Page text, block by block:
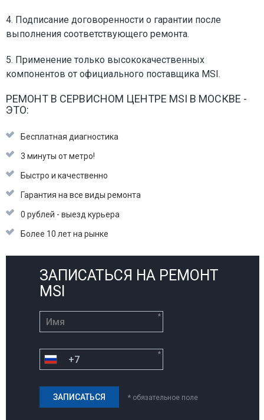
4. Подписание договоренности о гарантии после
выполнения соответствующего ремонта.
5. Применение только высококачественных
компонентов от официального поставщика MSI.
РЕМОНТ В СЕРВИСНОМ ЦЕНТРЕ MSI В МОСКВЕ -
ЭТО:
Бесплатная диагностика
3 минуты от метро!
Быстро и качественно
Гарантия на все виды ремонта
0 рублей - выезд курьера
Более 10 лет на рынке
ЗАПИСАТЬСЯ НА РЕМОНТ
MSI
*
*
* обязательное поле